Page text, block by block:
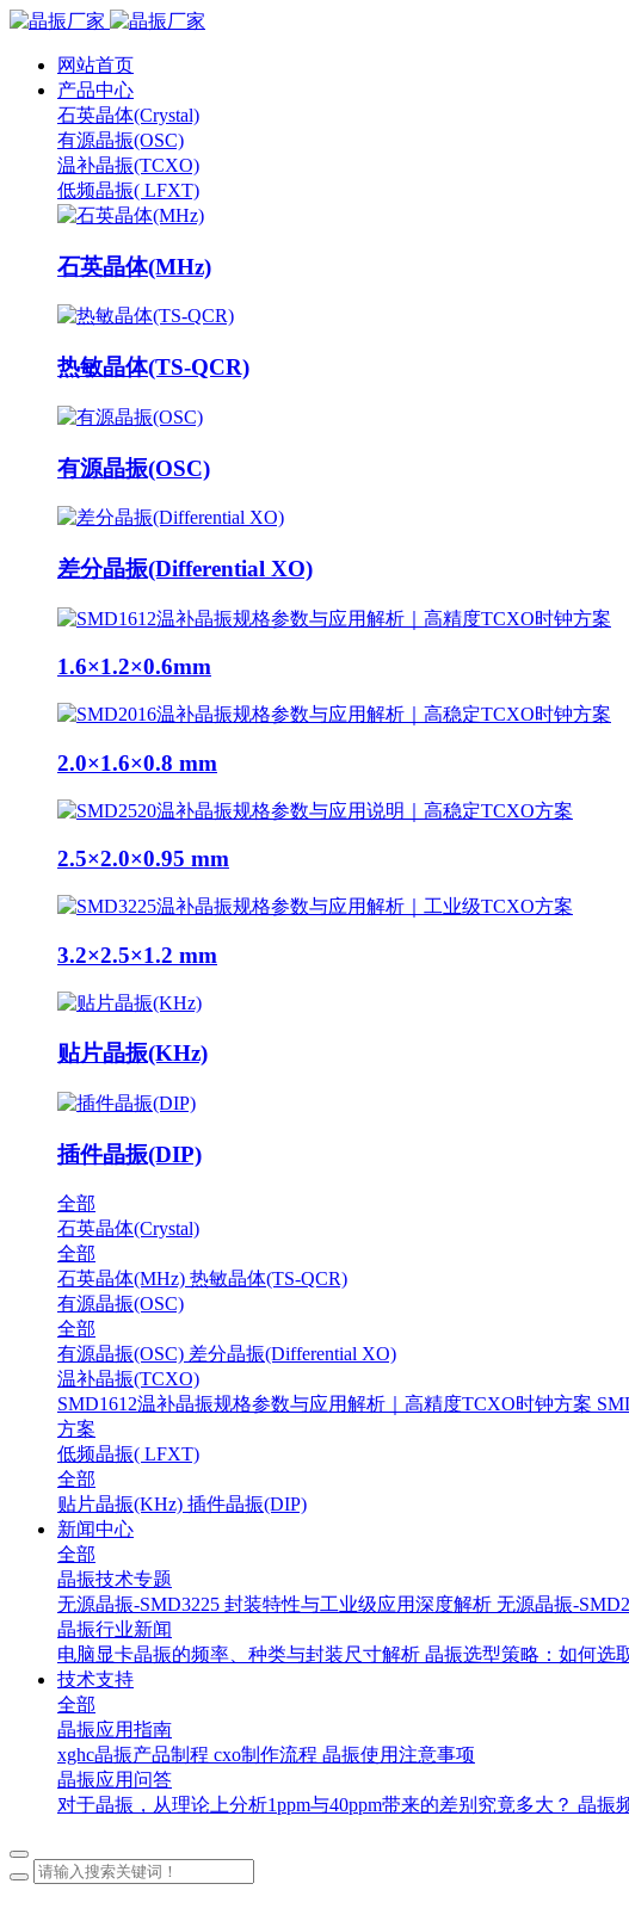
网站首页
产品中心
石英晶体(Crystal)
有源晶振(OSC)
温补晶振(TCXO)
低频晶振( LFXT)
石英晶体(MHz)
热敏晶体(TS-QCR)
有源晶振(OSC)
差分晶振(Differential XO)
1.6×1.2×0.6mm
2.0×1.6×0.8 mm
2.5×2.0×0.95 mm
3.2×2.5×1.2 mm
贴片晶振(KHz)
插件晶振(DIP)
全部
石英晶体(Crystal)
全部
石英晶体(MHz) 热敏晶体(TS-QCR)
有源晶振(OSC)
全部
有源晶振(OSC) 差分晶振(Differential XO)
温补晶振(TCXO)
SMD1612温补晶振规格参数与应用解析｜高精度TCXO时钟方案
方案
低频晶振( LFXT)
全部
贴片晶振(KHz) 插件晶振(DIP)
新闻中心
全部
晶振技术专题
无源晶振-SMD3225 封装特性与工业级应用深度解析 无源晶振-
晶振行业新闻
电脑显卡晶振的频率、种类与封装尺寸解析 晶振选型策略：如何选
技术支持
全部
晶振应用指南
xghc晶振产品制程 cxo制作流程 晶振使用注意事项
晶振应用问答
对于晶振，从理论上分析1ppm与40ppm带来的差别究竟多大？ 晶振